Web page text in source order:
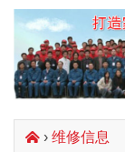
󰄫 › 维修信息